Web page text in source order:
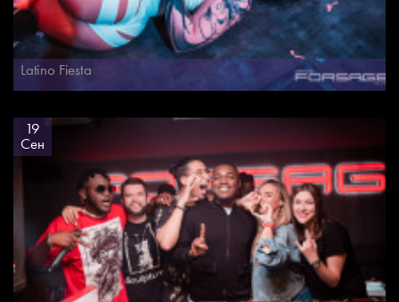
Latino Fiesta
19
Сен